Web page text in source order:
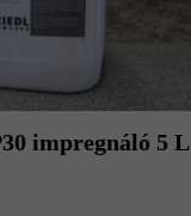
impregnáló 5 L